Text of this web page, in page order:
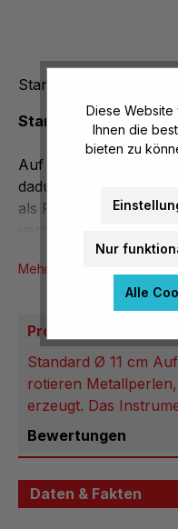
Standard Ø 11 cm
Standard Ø 11 cm
Auf einem geriffelten
dadurch wird ein
als
Mehr Produktinformationen
Produktbeschreibung
Standard Ø 11 cm
rotieren
erzeugt. Das
Bewertungen
Daten & Fakten
Diese
Ihnen die
bieten zu
Nur
Alle